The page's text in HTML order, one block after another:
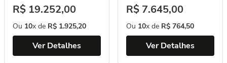
R$ 19.252,00
Ou 10x de R$ 1.925,20
Ver Detalhes
R$ 7.645,00
Ou 10x de R$ 764,50
Ver Detalhes